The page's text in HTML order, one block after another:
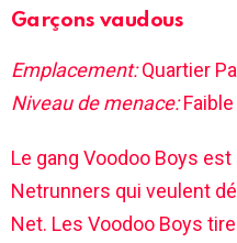
Garçons vaudous
Emplacement:Quartier
Niveau de menace:Faible
Le gang Voodoo Boys
Netrunners qui veulent
Net. Les Voodoo Boys